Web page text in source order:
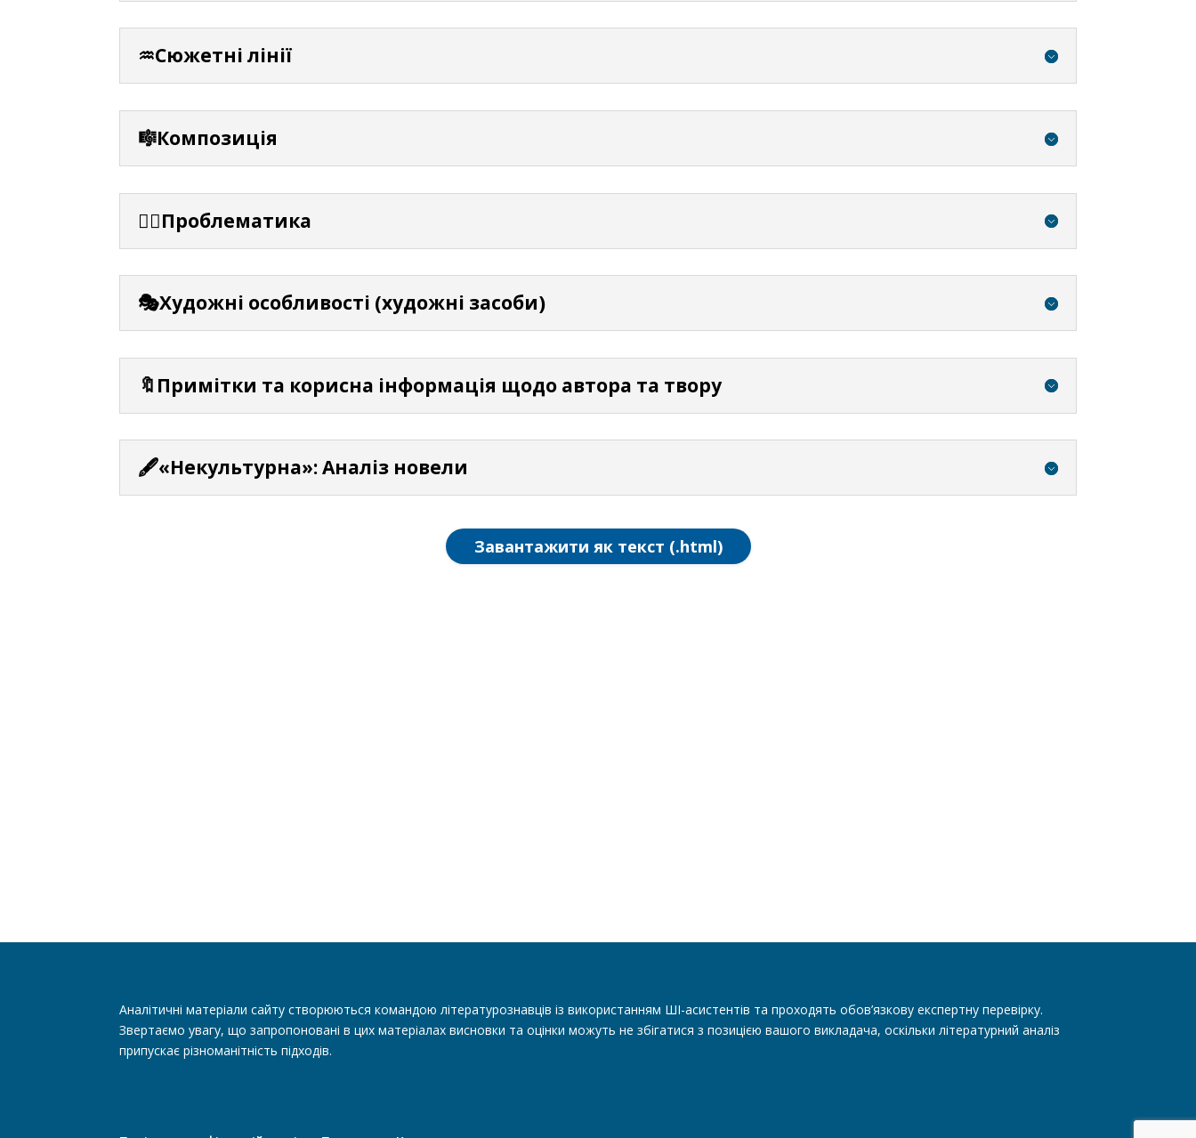
♒Сюжетні лінії
🎼Композиція
⛓️‍💥Проблематика
🎭Художні особливості (художні засоби)
🔖Примітки та корисна інформація щодо автора та твору
🖋️«Некультурна»: Аналіз новели
Завантажити як текст (.html)
Аналітичні матеріали сайту створюються командою літературознавців із використанням ШІ-асистентів та проходять обов’язкову експертну перевірку.
Звертаємо увагу, що запропоновані в цих матеріалах висновки та оцінки можуть не збігатися з позицією вашого викладача, оскільки літературний аналіз
припускає різноманітність підходів.